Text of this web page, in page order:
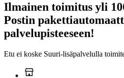
Ilmainen toimitus yli
Postin
palvelupisteeseen!
Etu ei koske Suuri‑lisäpalvelulla